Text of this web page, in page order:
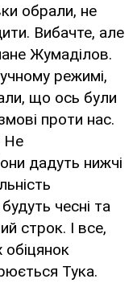
обрали, не
Вибачте, але
Жумаділов.
режимі,
що ось були
проти нас.
Не
дадуть нижчі
чесні та
строк. І все,
Тука.